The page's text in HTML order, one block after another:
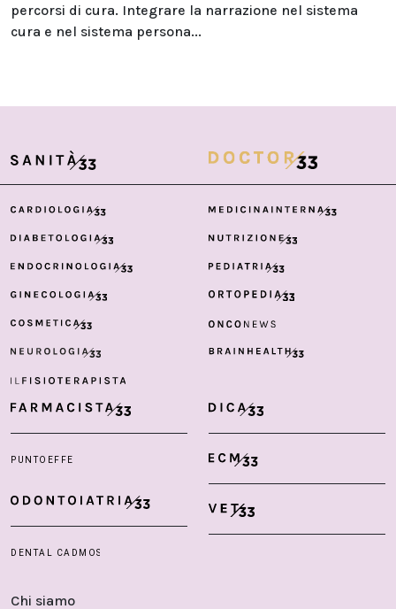
percorsi di cura. Integrare la narrazione nel sistema
cura e nel sistema persona...
Chi siamo